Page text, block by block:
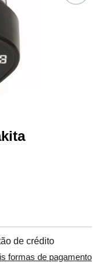
de crédito
formas de pagamento